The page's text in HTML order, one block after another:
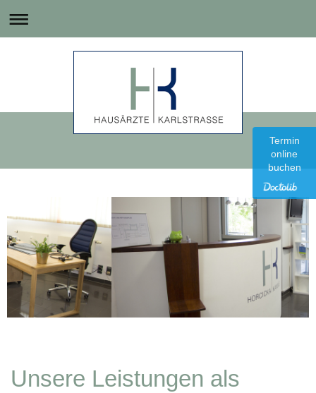
Unsere Leistungen als
Termin
online
buchen